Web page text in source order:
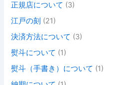
正規店について (3)
江戸の刻 (21)
決済方法について (3)
熨斗について (1)
熨斗（手書き）について (1)